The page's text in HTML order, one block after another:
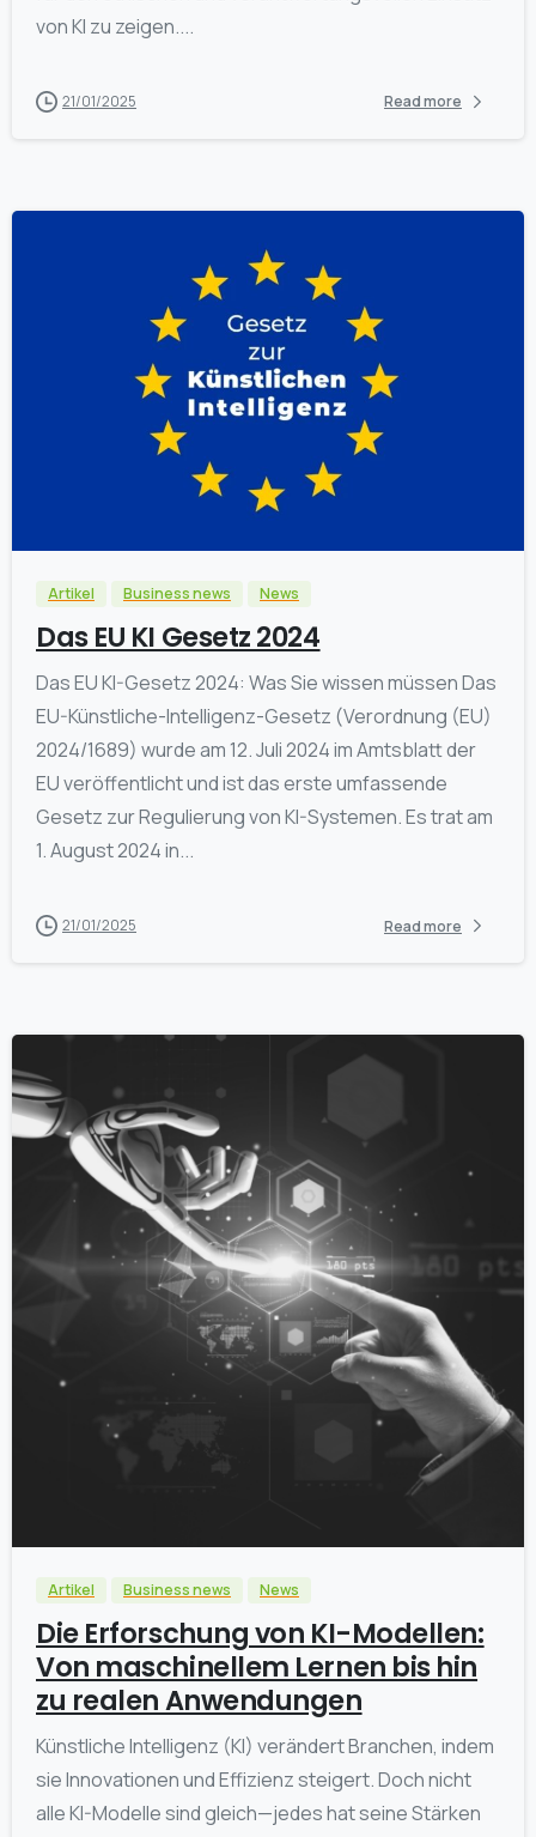
von KI zu zeigen....
21/01/2025 Read more
Artikel Business news News
Das EU KI Gesetz 2024
Das EU KI-Gesetz 2024: Was Sie wissen müssen Das
EU-Künstliche-Intelligenz-Gesetz (Verordnung (EU)
2024/1689) wurde am 12. Juli 2024 im Amtsblatt der
EU veröffentlicht und ist das erste umfassende
Gesetz zur Regulierung von KI-Systemen. Es trat am
1. August 2024 in...
21/01/2025 Read more
Artikel Business news News
Die Erforschung von KI-Modellen:
Von maschinellem Lernen bis hin
zu realen Anwendungen
Künstliche Intelligenz (KI) verändert Branchen, indem
sie Innovationen und Effizienz steigert. Doch nicht
alle KI-Modelle sind gleich—jedes hat seine Stärken